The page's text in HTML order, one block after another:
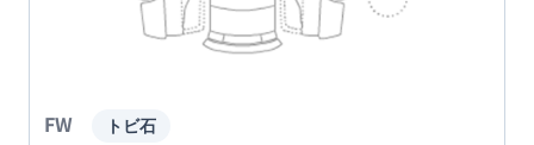
FW トビ石